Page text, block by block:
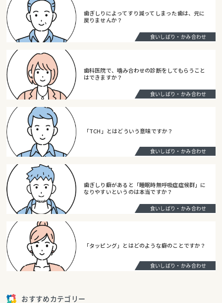
歯ぎしりによってすり減ってしまった歯は、元に
戻りませんか？
食いしばり・かみ合わせ
歯科医院で、噛み合わせの診断をしてもらうこと
はできますか？
食いしばり・かみ合わせ
「TCH」とはどういう意味ですか？
食いしばり・かみ合わせ
歯ぎしり癖があると「睡眠時無呼吸症症候群」に
なりやすいというのは本当ですか？
食いしばり・かみ合わせ
「タッピング」とはどのような癖のことですか？
食いしばり・かみ合わせ
おすすめカテゴリー